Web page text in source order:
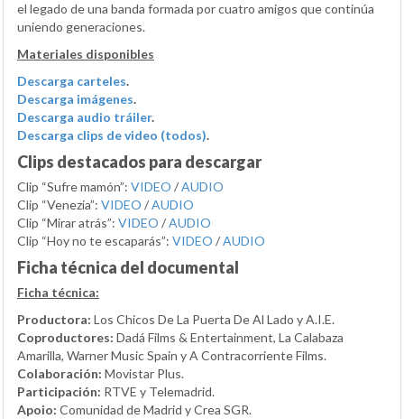
el legado de una banda formada por cuatro amigos que continúa
uniendo generaciones.
Materiales disponibles
Descarga carteles.
Descarga imágenes.
Descarga audio tráiler.
Descarga clips de video (todos).
Clips destacados para descargar
Clip “Sufre mamón”: VIDEO /AUDIO
Clip “Venezia”: VIDEO /AUDIO
Clip “Mirar atrás”: VIDEO /AUDIO
Clip “Hoy no te escaparás”: VIDEO /AUDIO
Ficha técnica del documental
Ficha técnica:
Productora: Los Chicos De La Puerta De Al Lado y A.I.E.
Coproductores: Dadá Films & Entertainment, La Calabaza
Amarilla, Warner Music Spain y A Contracorriente Films.
Colaboración: Movistar Plus.
Participación: RTVE y Telemadrid.
Apoio: Comunidad de Madrid y Crea SGR.